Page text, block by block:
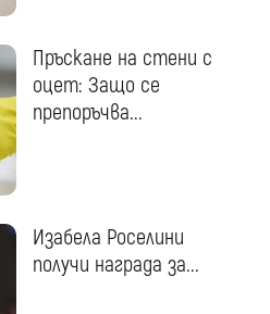
Пръскане на стени с
оцет: Защо се
препоръчва...
Изабела Роселини
получи награда за...